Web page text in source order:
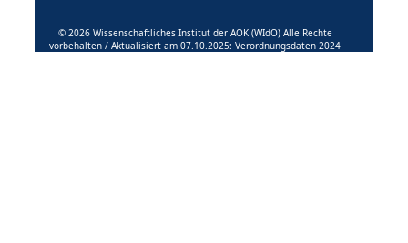
© 2026 Wissenschaftliches Institut der AOK (WIdO) Alle Rechte
vorbehalten / Aktualisiert am 07.10.2025: Verordnungsdaten 2024